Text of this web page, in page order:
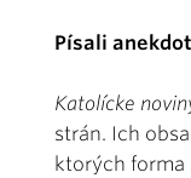
Písali
Katolícke
strán. Ich
ktorých forma